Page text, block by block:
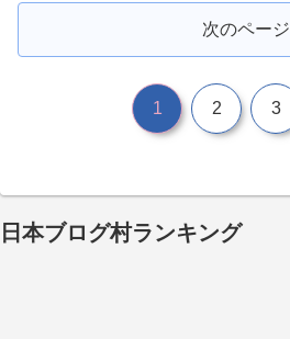
次のページ
1 2 3
日本ブログ村ランキング